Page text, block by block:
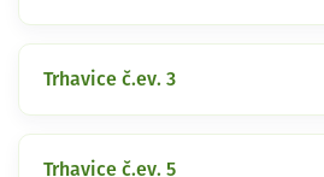
Trhavice č.ev. 3
Trhavice č.ev. 5